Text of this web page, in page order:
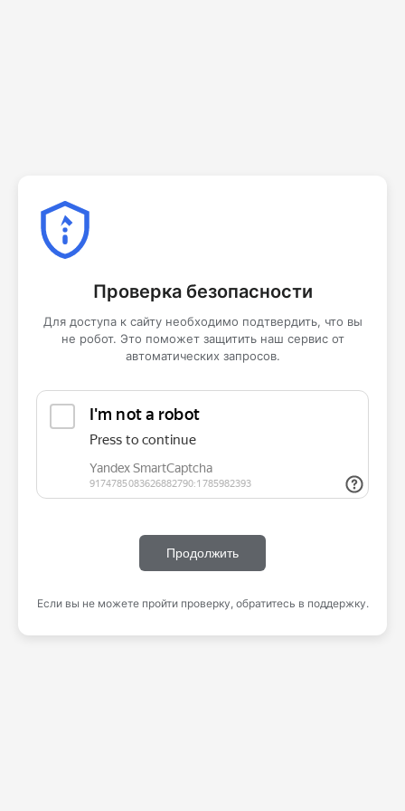
Проверка безопасности
Для доступа к сайту необходимо подтвердить, что вы
не робот. Это поможет защитить наш сервис от
автоматических запросов.
Продолжить
Если вы не можете пройти проверку, обратитесь в поддержку.